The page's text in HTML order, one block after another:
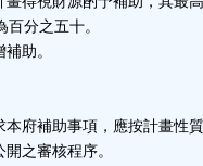
分之五十。
助。
府補助事項，應按計畫性
之審核程序。